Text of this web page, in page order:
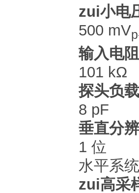
zui小电
500 mV
输入电阻
101 kΩ
探头负载
8 pF
垂直分
1 位
水平系
zui高采